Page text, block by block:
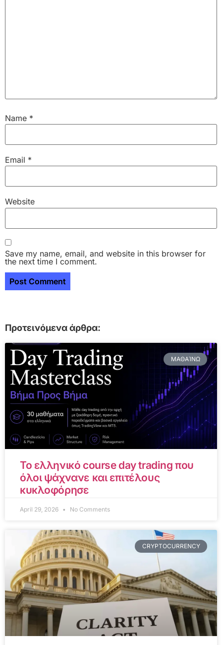
Name *
Email *
Website
Save my name, email, and website in this browser for
the next time I comment.
Προτεινόμενα άρθρα:
ΜΑΘΑΊΝΩ
Το ελληνικό course day trading που
όλοι ψάχνανε και επιτέλους
κυκλοφόρησε
April 29, 2026 No Comments
CRYPTOCURRENCY